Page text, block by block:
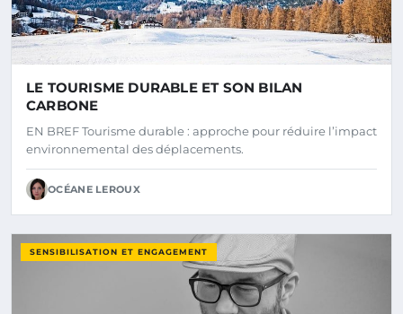
LE TOURISME DURABLE ET SON BILAN
CARBONE
EN BREF Tourisme durable : approche pour réduire l’impact
environnemental des déplacements.
OCÉANE LEROUX
SENSIBILISATION ET ENGAGEMENT